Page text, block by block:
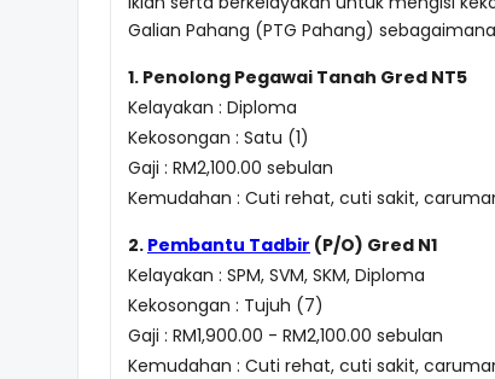
Galian Pahang (PTG Pahang)
1. Penolong Pegawai Tanah Gred NT5
Kelayakan : Diploma
Kekosongan : Satu (1)
Gaji : RM2,100.00 sebulan
Kemudahan : Cuti rehat, cuti sakit, caruman
2. Pembantu Tadbir (P/O) Gred N1
Kelayakan : SPM, SVM, SKM, Diploma
Kekosongan : Tujuh (7)
Gaji : RM1,900.00 - RM2,100.00 sebulan
Kemudahan : Cuti rehat, cuti sakit, caruman